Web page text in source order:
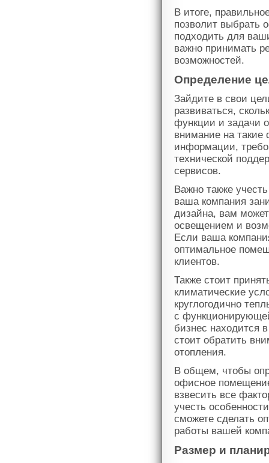
В итоге,
позволит выбрать
подходить для
важно принимать
возможностей.
Определение
Зайдите в свои
развиваться,
функции и задачи
внимание на такие
информации,
технической
сервисов.
Важно также
ваша компания
дизайна, вам
освещением и
Если ваша
оптимальное
клиентов.
Также стоит
климатические
круглогодично
с
бизнес находится
стоит обратить
отопления.
В общем, чтобы
офисное
взвесить все
учесть
сможете сделать
работы вашей
Размер и